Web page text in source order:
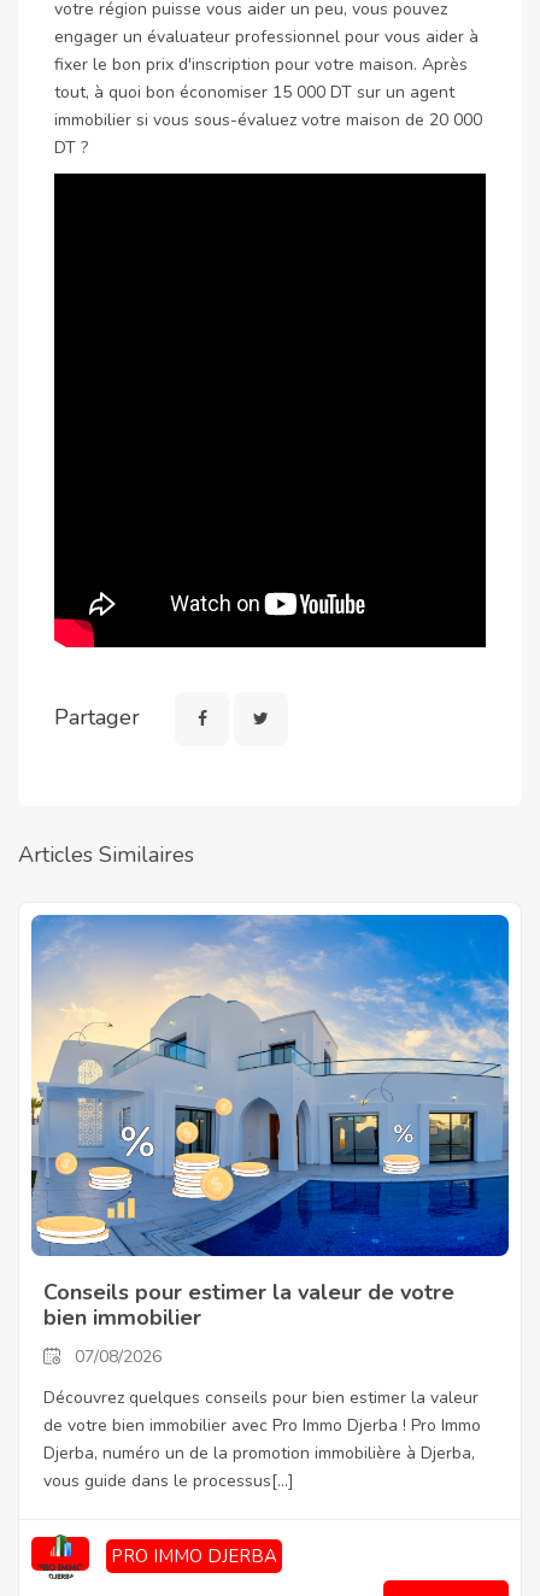
votre région puisse vous aider un peu, vous pouvez
engager un évaluateur professionnel pour vous aider à
fixer le bon prix d'inscription pour votre maison. Après
tout, à quoi bon économiser 15 000 DT sur un agent
immobilier si vous sous-évaluez votre maison de 20 000
DT ?
Partager
Articles Similaires
Conseils pour estimer la valeur de votre
bien immobilier
07/08/2026
Découvrez quelques conseils pour bien estimer la valeur
de votre bien immobilier avec Pro Immo Djerba ! Pro Immo
Djerba, numéro un de la promotion immobilière à Djerba,
vous guide dans le processus[...]
PRO IMMO DJERBA